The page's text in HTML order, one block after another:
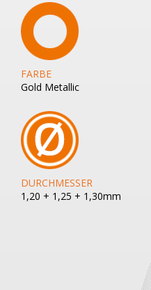
FARBE
Gold Metallic
DURCHMESSER
1,20 + 1,25 + 1,30mm